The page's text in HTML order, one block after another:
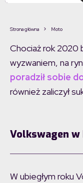
Strona główna Moto
Chociaż rok 2020
wyzwaniem, na
poradził sobie
również zaliczył
Volkswagen w
W ubiegłym roku